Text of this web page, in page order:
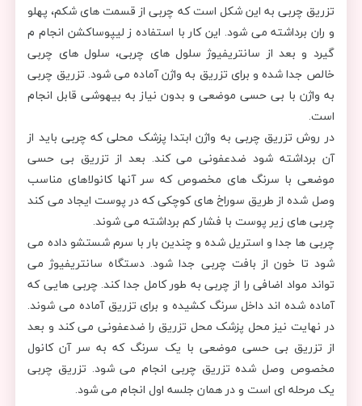
تزریق چربی به این شکل است که چربی از قسمت های شکم، پهلو
و ران برداشته می شود. این کار با استفاده ز لیپوساکشن انجام م
گیرد و بعد از سانتریفیوژ سلول های چربی، سلول های چربی
خالص جدا شده و برای تزریق به واژن آماده می شود. تزریق چربی
به واژن با بی حسی موضعی و بدون نیاز به بیهوشی قابل انجام
است.
در روش تزریق چربی به واژن ابتدا پزشک محلی که چربی باید از
آن برداشته شود ضدعفونی می کند. بعد از تزریق بی حسی
موضعی با سرنگ های مخصوص که سر آنها کانولاهای مناسب
وصل شده از طریق سوراخ های کوچکی که در پوست ایجاد می کند
چربی های زیر پوست با فشار کم برداشته می شوند.
چربی ها جدا و استریل شده و چندین بار با سرم شستشو داده می
شود تا خون از بافت چربی جدا شود. دستگاه سانتریفیوژ می
تواند مواد اضافی را از چربی به طور کامل جدا کند. چربی هایی که
آماده شده اند داخل سرنگ کشیده و برای تزریق آماده می شوند.
در نهایت نیز محل پزشک محل تزریق را ضدعفونی می کند و بعد
از تزریق بی حسی موضعی با یک سرنگ که به سر آن کانول
مخصوص وصل شده تزریق چربی انجام می شود. تزریق چربی
یک مرحله ای است و در همان جلسه اول انجام می شود.